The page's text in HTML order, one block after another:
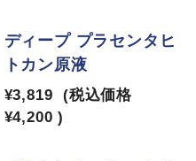
ディープ プラセンタヒ
トカン原液
¥3,819
(税込価格
¥4,200 )